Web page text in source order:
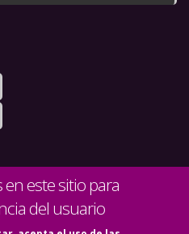
este sitio para
del usuario